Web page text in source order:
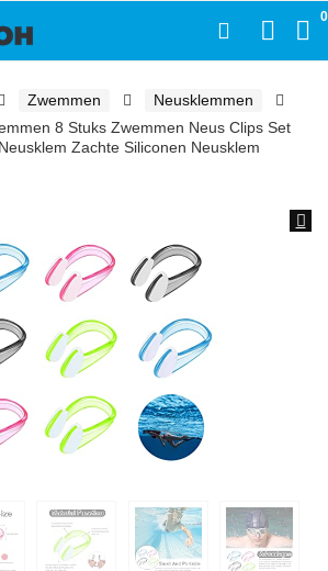
0
Zwemmen
Neusklemmen
8 Stuks Zwemmen Neus Clips Set
Zachte Siliconen Neusklem